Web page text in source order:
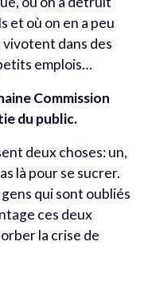
et où on en a peu
vivotent dans des
emplois…
Commission
du public.
deux choses: un,
là pour se sucrer.
qui sont oubliés
ces deux
la crise de